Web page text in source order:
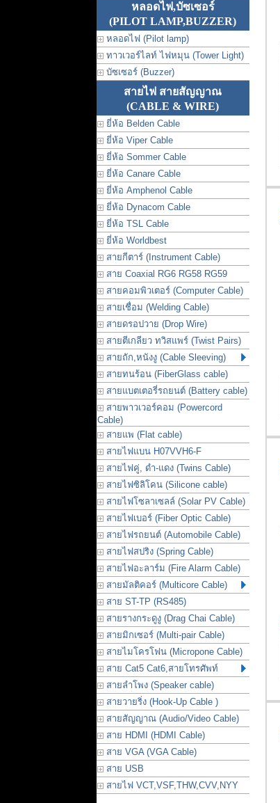
หลอดไฟ,บัซเซอร์
(PILOT LAMP,BUZZER)
หลอดไฟ (Pilot lamp)
ทาวเวอร์ไลท์ ไฟหมุน (Tower Light)
บัซเซอร์ (Buzzer)
สายไฟ สายสัญญาณ
(CABLE & WIRE)
ยี่ห้อ Belden Cable
ยี่ห้อ Viper Cable
ยี่ห้อ Sommer Cable
ยี่ห้อ Canare Cable
ยี่ห้อ Amphenol Cable
ยี่ห้อ Dynacom Cable
ยี่ห้อ TSL Cable
ยี่ห้อ Worldbest
สายกีตาร์ (Instrument Cable)
สาย Coaxial RG6 RG58 RG59
สายคอมพิวเตอร์ (Computer Cable)
สายเชื่อม (Welding Cable)
สายดรอปวาย (Drop Wire)
สายตีเกลียว ทวิสแพร์ (Twist Pairs)
สายถัก,หนังงู (Cable Sleeving)
สายทนร้อน (FiberGlass cable)
สายแบตเตอรี่รถยนต์ (Battery cable)
สายพาวเวอร์คอม (Powercord
Cable)
สายแพ (Flat cable)
สายไฟแบน H07VVH6-F
สายไฟคู่, ดำ-แดง (Twins Cable)
สายไฟซิลิโคน (Silicone cable)
สายไฟโซลาเซลล์ (Solar PV Cable)
สายไฟเบอร์ (Fiber Optic Cable)
สายไฟรถยนต์ (Automobile Cable)
สายไฟสปริง (Spring Cable)
สายไฟอะลาร์ม (Fire Alarm Cable)
สายมัลติคอร์ (Multicore Cable)
สาย ST-TP (RS485)
สายรางกระดูงู (Drag Chai Cable)
สายมิกเซอร์ (Multi-pair Cable)
สายไมโครโฟน (Micropone Cable)
สาย Cat5 Cat6,สายโทรศัพท์
สายลำโพง (Speaker cable)
สายวายริ่ง (Hook-Up Cable )
สายสัญญาณ (Audio/Video Cable)
สาย HDMI (HDMI Cable)
สาย VGA (VGA Cable)
สาย USB
สายไฟ VCT,VSF,THW,CVV,NYY